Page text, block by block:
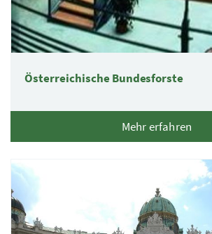
Österreichische Bundesforste
Mehr erfahren